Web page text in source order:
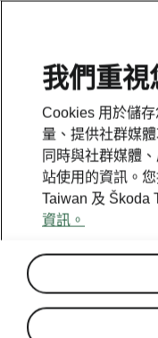
我們重視
Cookies 用於儲
量、提供社群媒
同時與社群媒體
站使用的資訊。
Taiwan 及 Škoda
資訊。